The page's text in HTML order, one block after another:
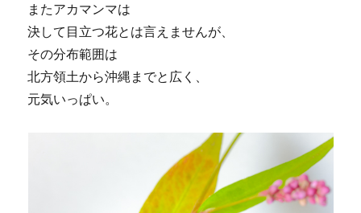
またアカマンマは
決して目立つ花とは言えませんが、
その分布範囲は
北方領土から沖縄までと広く、
元気いっぱい。